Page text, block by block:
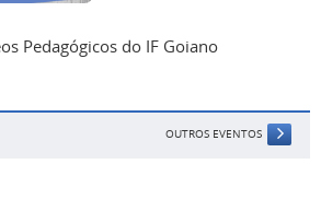
Pedagógicos do IF Goiano
OUTROS EVENTOS